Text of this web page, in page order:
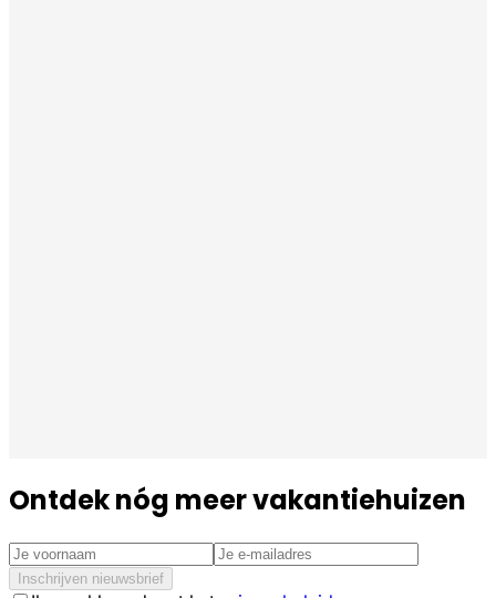
Ontdek nóg meer vakantiehuizen
Inschrijven nieuwsbrief